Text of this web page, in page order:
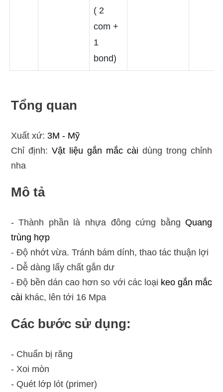
( 2
com +
1
bond)
Tổng quan
Xuất xứ: 3M - Mỹ
Chỉ định: Vật liệu gắn mắc cài dùng trong chỉnh
nha
Mô tả
- Thành phần là nhựa đông cứng bằngQuang
trùng hợp
- Độ nhớt vừa. Tránh bám dính, thao tác thuận lợi
- Dễ dàng lấy chất gắn dư
- Độ bền dán cao hơn so với các loại keo gắn mắc
cài khác, lên tới 16 Mpa
Các bước sử dụng:
- Chuẩn bị răng
- Xoi mòn
- Quét lớp lót (primer)